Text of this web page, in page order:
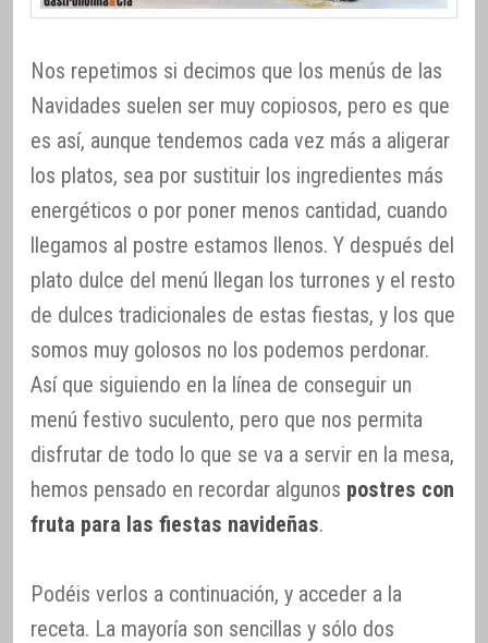
Nos repetimos si decimos que los menús de las
Navidades suelen ser muy copiosos, pero es que
es así, aunque tendemos cada vez más a aligerar
los platos, sea por sustituir los ingredientes más
energéticos o por poner menos cantidad, cuando
llegamos al postre estamos llenos. Y después del
plato dulce del menú llegan los turrones y el resto
de dulces tradicionales de estas fiestas, y los que
somos muy golosos no los podemos perdonar.
Así que siguiendo en la línea de conseguir un
menú festivo suculento, pero que nos permita
disfrutar de todo lo que se va a servir en la mesa,
hemos pensado en recordar algunos postres con
fruta para las fiestas navideñas.
Podéis verlos a continuación, y acceder a la
receta. La mayoría son sencillas y sólo dos